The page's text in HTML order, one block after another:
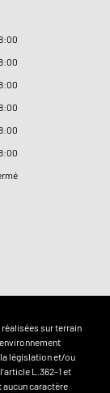
:00
:00
:00
:00
:00
:00
sur terrain
législation et/ou
L.362-1 et
aucun caractère